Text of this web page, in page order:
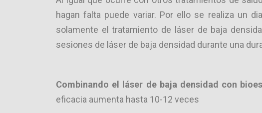
hagan falta puede variar. Por ello se realiza un
solamente el tratamiento de láser de baja
sesiones de láser de baja densidad durante una
Combinando el láser de baja densidad con
eficacia aumenta hasta 10-12 veces